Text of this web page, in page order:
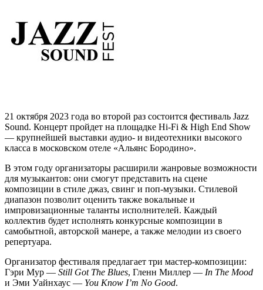
21 октября 2023 года во второй раз состоится фестиваль Jazz
Sound. Концерт пройдет на площадке Hi-Fi & High End Show
— крупнейшей выставки аудио- и видеотехники высокого
класса в московском отеле «Альянс Бородино».
В этом году организаторы расширили жанровые возможности
для музыкантов: они смогут представить на сцене
композиции в стиле джаз, свинг и поп-музыки. Стилевой
диапазон позволит оценить также вокальные и
импровизационные таланты исполнителей. Каждый
коллектив будет исполнять конкурсные композиции в
самобытной, авторской манере, а также мелодии из своего
репертуара.
Организатор фестиваля предлагает три мастер-композиции:
Гэри Мур — Still Got The Blues, Гленн Миллер — In The Mood
и Эми Уайнхаус — You Know I’m No Good.